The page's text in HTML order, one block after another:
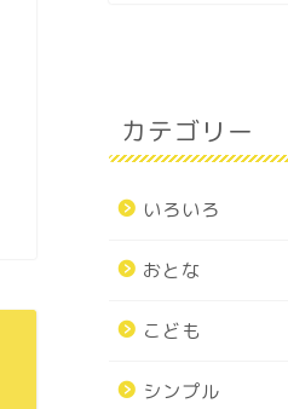
カテゴリー
いろいろ
おとな
こども
シンプル